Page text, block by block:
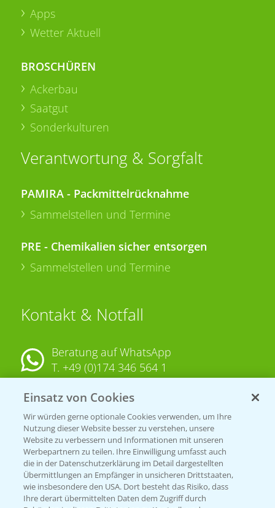
Apps
Wetter Aktuell
BROSCHÜREN
Ackerbau
Saatgut
Sonderkulturen
Verantwortung & Sorgfalt
PAMIRA - Packmittelrücknahme
Sammelstellen und Termine
PRE - Chemikalien sicher entsorgen
Sammelstellen und Termine
Kontakt & Notfall
Beratung auf WhatsApp
T. +49 (0)174 346 564 1
KONTAKT
Hilfe in Notfällen
T.+49 (0)214/30-20220
Einsatz von Cookies
Wir würden gerne optionale Cookies verwenden, um Ihre
Nutzung dieser Website besser zu verstehen, unsere
Website zu verbessern und Informationen mit unseren
Werbepartnern zu teilen. Ihre Einwilligung umfasst auch
die in der Datenschutzerklärung im Detail dargestellten
Übermittlungen an Empfänger in unsicheren Drittstaaten,
wie insbesondere den USA. Dort besteht das Risiko, dass
Ihre derart übermittelten Daten dem Zugriff durch